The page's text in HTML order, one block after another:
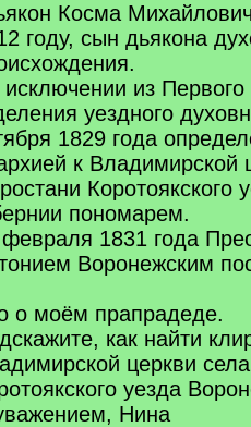
Косма
году, сын дьякона
из
уездного
1829 года
к Владимирской
Коротоякского
пономарем.
1831 года
Воронежским
о моём прапрадеде.
как найти
церкви
уезда
Нина